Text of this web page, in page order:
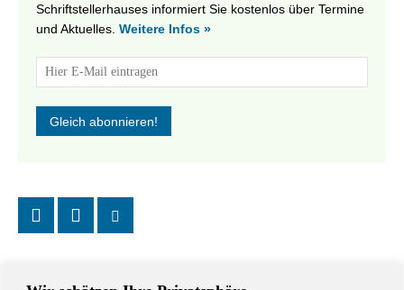
Schriftstellerhauses informiert Sie kostenlos über Termine
und Aktuelles. Weitere Infos »